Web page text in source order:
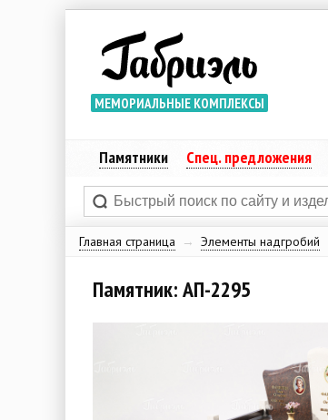
МЕМОРИАЛЬНЫЕ КОМПЛЕКСЫ
Памятники Спец. предложения
Главная страница → Элементы надгробий
Памятник: АП-2295